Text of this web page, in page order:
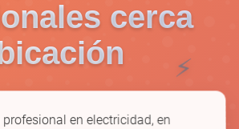
⚡
cerca
en electricidad, en